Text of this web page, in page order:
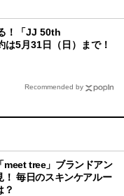
！「JJ 50th
5月31日（日）まで！
Recommended by
meet tree」ブランドアン
！ 毎日のスキンケアルー
？